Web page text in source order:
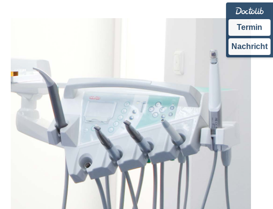
Termin
Nachricht